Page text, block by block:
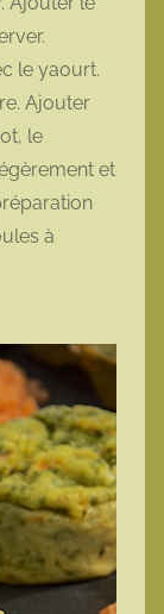
le yaourt.
Ajouter
le
et
à